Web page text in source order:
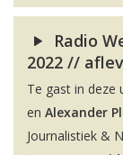
Radio
2022 //
Te gast in deze
en Alexander
Journalistiek &